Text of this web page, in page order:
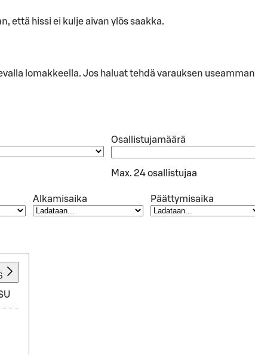
että hissi ei kulje aivan ylös saakka.
lomakkeella. Jos haluat tehdä varauksen useamman
Osallistujamäärä
Max. 24 osallistujaa
Alkamisaika Päättymisaika